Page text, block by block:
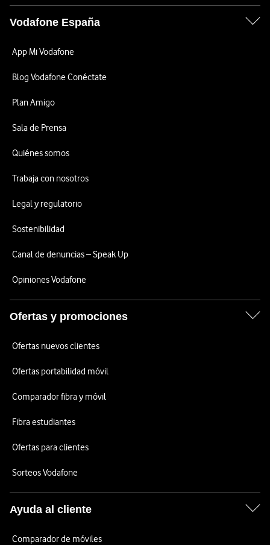
Vodafone España
App Mi Vodafone
Blog Vodafone Conéctate
Plan Amigo
Sala de Prensa
Quiénes somos
Trabaja con nosotros
Legal y regulatorio
Sostenibilidad
Canal de denuncias – Speak Up
Opiniones Vodafone
Ofertas y promociones
Ofertas nuevos clientes
Ofertas portabilidad móvil
Comparador fibra y móvil
Fibra estudiantes
Ofertas para clientes
Sorteos Vodafone
Ayuda al cliente
Comparador de móviles